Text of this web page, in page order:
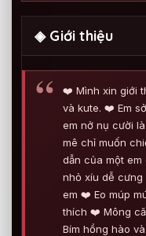
◈ Giới thiệu
❤️ Mình xin giới
và kute. ❤️ Em
em nở nụ cười
mê chỉ muốn
dẫn của một
nhỏ xíu dễ cưng
em ❤️ Eo múp
thích ❤️ Mông
Bím hồng hào